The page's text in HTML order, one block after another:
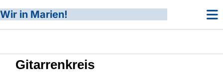
Wir in Marien!
Gitarrenkreis